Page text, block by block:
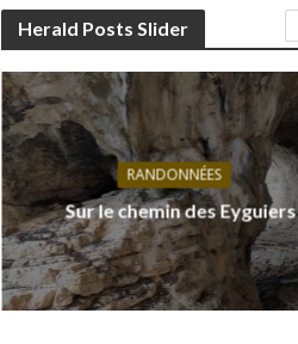
Herald Posts Slider
RANDONNÉES
Sur le chemin des Eyguiers